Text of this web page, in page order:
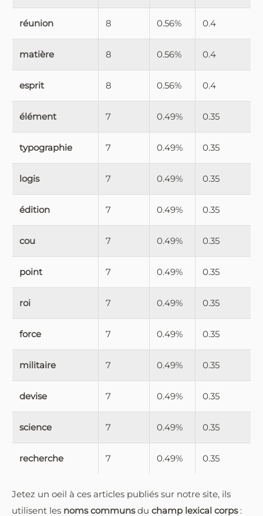
réunion 8 0.56% 0.4
matière 8 0.56% 0.4
esprit 8 0.56% 0.4
élément 7 0.49% 0.35
typographie 7 0.49% 0.35
logis 7 0.49% 0.35
édition 7 0.49% 0.35
cou 7 0.49% 0.35
point 7 0.49% 0.35
roi 7 0.49% 0.35
force 7 0.49% 0.35
militaire 7 0.49% 0.35
devise 7 0.49% 0.35
science 7 0.49% 0.35
recherche 7 0.49% 0.35
Jetez un oeil à ces articles publiés sur notre site, ils
utilisent les noms communsdu champ lexical corps: